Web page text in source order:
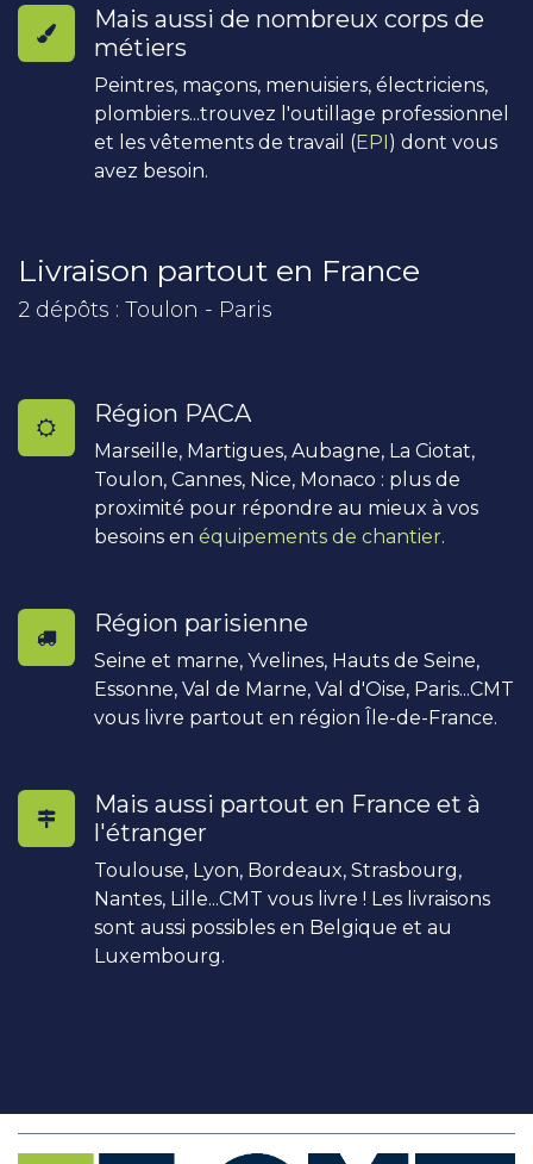
Mais aussi de nombreux corps de
métiers
Peintres, maçons, menuisiers, électriciens,
plombiers...trouvez l'outillage professionnel
et les vêtements de travail (EPI) dont vous
avez besoin.
Livraison partout en France
2 dépôts : Toulon - Paris
Région PACA
Marseille, Martigues, Aubagne, La Ciotat,
Toulon, Cannes, Nice, Monaco : plus de
proximité pour répondre au mieux à vos
besoins en équipements de chantier.
Région parisienne
Seine et marne, Yvelines, Hauts de Seine,
Essonne, Val de Marne, Val d'Oise, Paris...CMT
vous livre partout en région Île-de-France.
Mais aussi partout en France et à
l'étranger
Toulouse, Lyon, Bordeaux, Strasbourg,
Nantes, Lille...CMT vous livre ! Les livraisons
sont aussi possibles en Belgique et au
Luxembourg.